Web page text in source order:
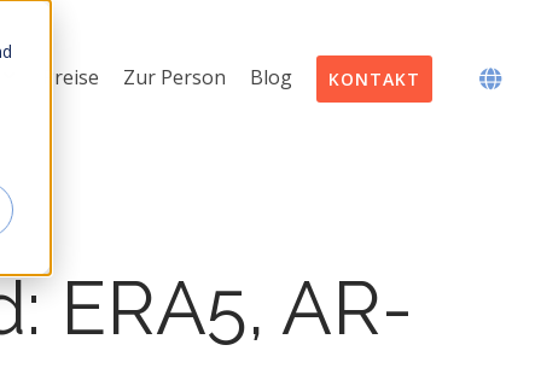
Preise Zur Person Blog KONTAKT
ERA5, AR-